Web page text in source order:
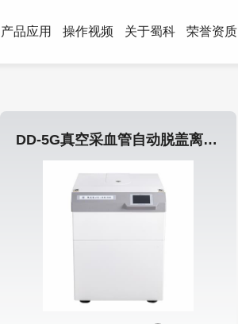
产品应用 操作视频 关于蜀科 荣誉资质
DD-5G真空采血管自动脱盖离心机